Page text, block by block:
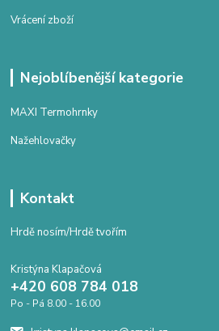
Vrácení zboží
Nejoblíbenější kategorie
MAXI Termohrnky
Nažehlovačky
Kontakt
Hrdě nosím/Hrdě tvořím
Kristýna Klapačová
+420 608 784 018
Po - Pá 8.00 - 16.00